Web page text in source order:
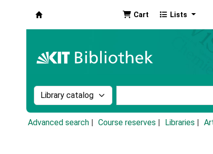
Cart Lists
Search the catalog by:
Advanced search Course reserves Libraries